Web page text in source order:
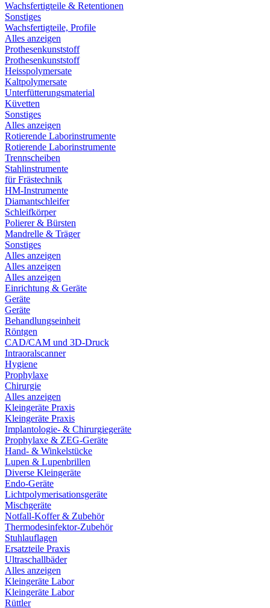
Wachsfertigteile & Retentionen
Sonstiges
Wachsfertigteile, Profile
Alles anzeigen
Prothesenkunststoff
Prothesenkunststoff
Heisspolymersate
Kaltpolymersate
Unterfütterungsmaterial
Küvetten
Sonstiges
Alles anzeigen
Rotierende Laborinstrumente
Rotierende Laborinstrumente
Trennscheiben
Stahlinstrumente
für Frästechnik
HM-Instrumente
Diamantschleifer
Schleifkörper
Polierer & Bürsten
Mandrelle & Träger
Sonstiges
Alles anzeigen
Alles anzeigen
Alles anzeigen
Einrichtung & Geräte
Geräte
Geräte
Behandlungseinheit
Röntgen
CAD/CAM und 3D-Druck
Intraoralscanner
Hygiene
Prophylaxe
Chirurgie
Alles anzeigen
Kleingeräte Praxis
Kleingeräte Praxis
Implantologie- & Chirurgiegeräte
Prophylaxe & ZEG-Geräte
Hand- & Winkelstücke
Lupen & Lupenbrillen
Diverse Kleingeräte
Endo-Geräte
Lichtpolymerisationsgeräte
Mischgeräte
Notfall-Koffer & Zubehör
Thermodesinfektor-Zubehör
Stuhlauflagen
Ersatzteile Praxis
Ultraschallbäder
Alles anzeigen
Kleingeräte Labor
Kleingeräte Labor
Rüttler